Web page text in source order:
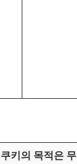
쿠키의 목적은 무